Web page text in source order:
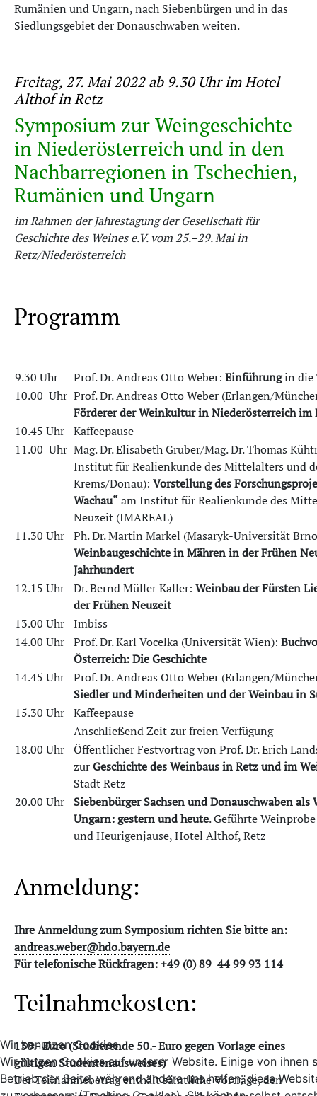
Rumänien und Ungarn, nach Siebenbürgen und in das
Siedlungsgebiet der Donauschwaben weiten.
Freitag, 27. Mai 2022 ab 9.30 Uhr im Hotel
Althof in Retz
Symposium zur Weingeschichte
in Niederösterreich und in den
Nachbarregionen in Tschechien,
Rumänien und Ungarn
im Rahmen der Jahrestagung der Gesellschaft für
Geschichte des Weines e.V. vom 25.–29. Mai in
Retz/Niederösterreich
Programm
9.30 Uhr Prof. Dr. Andreas Otto Weber: Einführungin die
10.00 Uhr Prof. Dr. Andreas Otto Weber (Erlangen/
Förderer der Weinkultur in Niederösterreich
10.45 Uhr Kaffeepause
11.00 Uhr Mag. Dr. Elisabeth Gruber/Mag. Dr. Thomas
Institut für Realienkunde des Mittelalters und
Krems/Donau): Vorstellung des
Wachau“am Institut für Realienkunde des
Neuzeit (IMAREAL)
11.30 Uhr Ph. Dr. Martin Markel (Masaryk-Universität
Weinbaugeschichte in Mähren in der Frühen
Jahrhundert
12.15 Uhr Dr. Bernd Müller Kaller: Weinbau der Fürsten
der Frühen Neuzeit
13.00 Uhr Imbiss
14.00 Uhr Prof. Dr. Karl Vocelka (Universität Wien):
Österreich: Die Geschichte
14.45 Uhr Prof. Dr. Andreas Otto Weber (Erlangen/
Siedler und Minderheiten und der Weinbau in
15.30 Uhr Kaffeepause
Anschließend Zeit zur freien Verfügung
18.00 Uhr Öffentlicher Festvortrag von Prof. Dr. Erich
zurGeschichte des Weinbaus in Retz und im
Stadt Retz
20.00 Uhr
Siebenbürger Sachsen und Donauschwaben
Ungarn: gestern und heute. Geführte
und Heurigenjause, Hotel Althof, Retz
Anmeldung:
Ihre Anmeldung zum Symposium richten Sie bitte an:
andreas.weber@hdo.bayern.de
Für telefonische Rückfragen: +49 (0) 89 44 99 93 114
Teilnahmekosten:
130.- Euro (Studierende 50.- Euro gegen Vorlage eines
gültigen Studentenausweises)
Der Teilnahmebetrag enthält sämtliche Vorträge, den
Wir benutzen Cookies
Wir nutzen Cookies auf unserer Website. Einige von ihnen
Betrieb der Seite, während andere uns helfen, diese